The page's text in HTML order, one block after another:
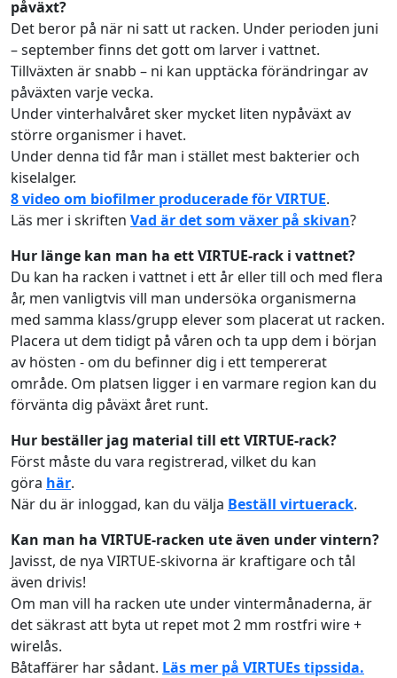
påväxt?
Det beror på när ni satt ut racken. Under perioden juni
– september finns det gott om larver i vattnet.
Tillväxten är snabb – ni kan upptäcka förändringar av
påväxten varje vecka.
Under vinterhalvåret sker mycket liten nypåväxt av
större organismer i havet.
Under denna tid får man i stället mest bakterier och
kiselalger.
8 video om biofilmer producerade för VIRTUE.
Läs mer i skriften Vad är det som växer på skivan?
Hur länge kan man ha ett VIRTUE-rack i vattnet?
Du kan ha racken i vattnet i ett år eller till och med flera
år, men vanligtvis vill man undersöka organismerna
med samma klass/grupp elever som placerat ut racken.
Placera ut dem tidigt på våren och ta upp dem i början
av hösten - om du befinner dig i ett tempererat
område. Om platsen ligger i en varmare region kan du
förvänta dig påväxt året runt.
Hur beställer jag material till ett VIRTUE-rack?
Först måste du vara registrerad, vilket du kan
göra här.
När du är inloggad, kan du välja Beställ virtuerack.
Kan man ha VIRTUE-racken ute även under vintern?
Javisst, de nya VIRTUE-skivorna är kraftigare och tål
även drivis!
Om man vill ha racken ute under vintermånaderna, är
det säkrast att byta ut repet mot 2 mm rostfri wire +
wirelås.
Båtaffärer har sådant. Läs mer på VIRTUEs tipssida.